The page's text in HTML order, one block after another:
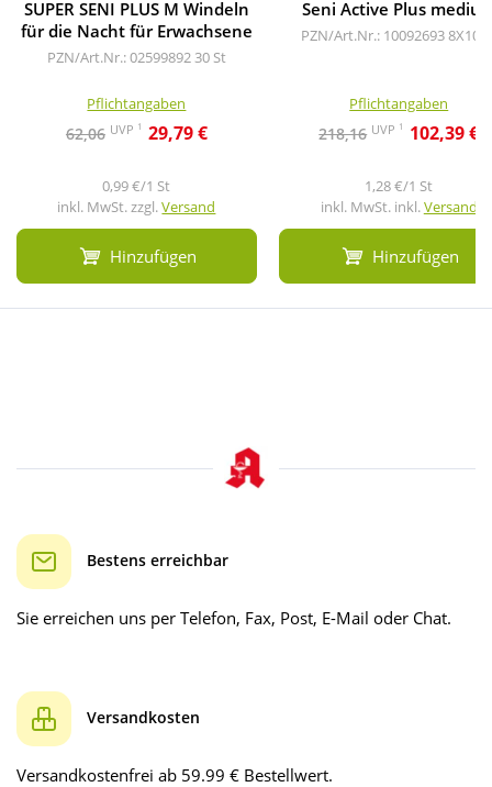
SUPER SENI PLUS M Windeln
für die Nacht für Erwachsene
PZN/Art.Nr.: 02599892 30 St
Pflichtangaben
62,06 UVP 1 29,79 €
0,99 €/1 St
inkl. MwSt. zzgl.Versand
Hinzufügen
Seni Active Plus
PZN/Art.Nr.: 100926938X10
Pflichtangaben
218,16 UVP 1 102,39 €
1,28 €/1 St
inkl. MwSt. inkl.Versand
Hinzufügen
Bestens erreichbar
Sie erreichen uns per Telefon, Fax, Post, E-Mail oder Chat.
Versandkosten
Versandkostenfrei ab 59.99 € Bestellwert.